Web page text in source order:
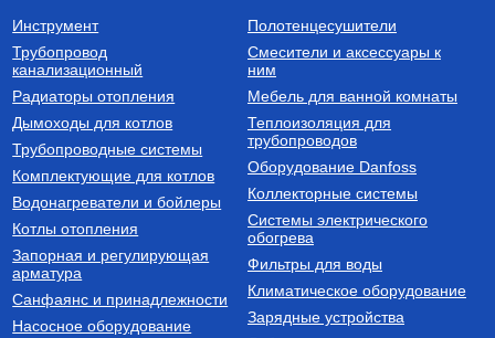
Термостатические радиаторные
клапаны
угловой 1/2" VT.047.N.04
1 236Руб.
Купить
Котлы электрические
Котел электрический
одноконтурный СКАТ 9 KR 13
(9 кВт) настенный
81 080Руб.
Инструмент
Трубопровод
канализационный
Радиаторы отопления
Дымоходы для котлов
Трубопроводные системы
Комплектующие для котлов
Водонагреватели и бойлеры
Котлы отопления
Запорная и регулирующая
арматура
Санфаянс и принадлежности
Насосное оборудование
Полотенцесушители
Смесители и аксессуары к
ним
Мебель для ванной комнаты
Теплоизоляция для
трубопроводов
Оборудование Danfoss
Коллекторные системы
Системы электрического
обогрева
Фильтры для воды
Климатическое оборудование
Зарядные устройства